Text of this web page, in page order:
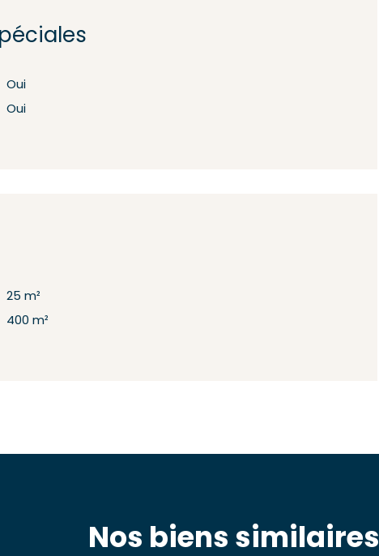
Oui
Oui
25 m²
400 m²
Nos biens similaires